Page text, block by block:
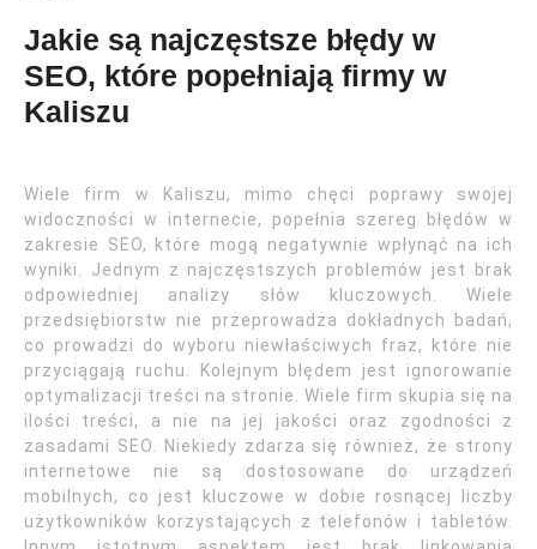
Jakie są najczęstsze błędy w
SEO, które popełniają firmy w
Kaliszu
Wiele firm w Kaliszu, mimo chęci poprawy swojej
widoczności w internecie, popełnia szereg błędów w
zakresie SEO, które mogą negatywnie wpłynąć na ich
wyniki. Jednym z najczęstszych problemów jest brak
odpowiedniej analizy słów kluczowych. Wiele
przedsiębiorstw nie przeprowadza dokładnych badań,
co prowadzi do wyboru niewłaściwych fraz, które nie
przyciągają ruchu. Kolejnym błędem jest ignorowanie
optymalizacji treści na stronie. Wiele firm skupia się na
ilości treści, a nie na jej jakości oraz zgodności z
zasadami SEO. Niekiedy zdarza się również, że strony
internetowe nie są dostosowane do urządzeń
mobilnych, co jest kluczowe w dobie rosnącej liczby
użytkowników korzystających z telefonów i tabletów.